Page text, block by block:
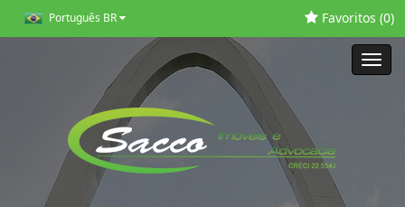
Português BR Favoritos (0)